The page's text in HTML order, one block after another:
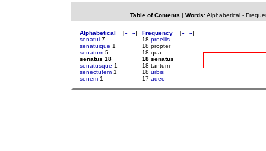
Table of Contents | Words: Alphabetical-
Alphabetical [« »]
senatui 7
senatuique 1
senatum 5
senatus 18
senatusque 1
senectutem 1
senem 1
Frequency [« »]
18 proeliis
18 propter
18 qua
18 senatus
18 tantum
18 urbis
17 adeo